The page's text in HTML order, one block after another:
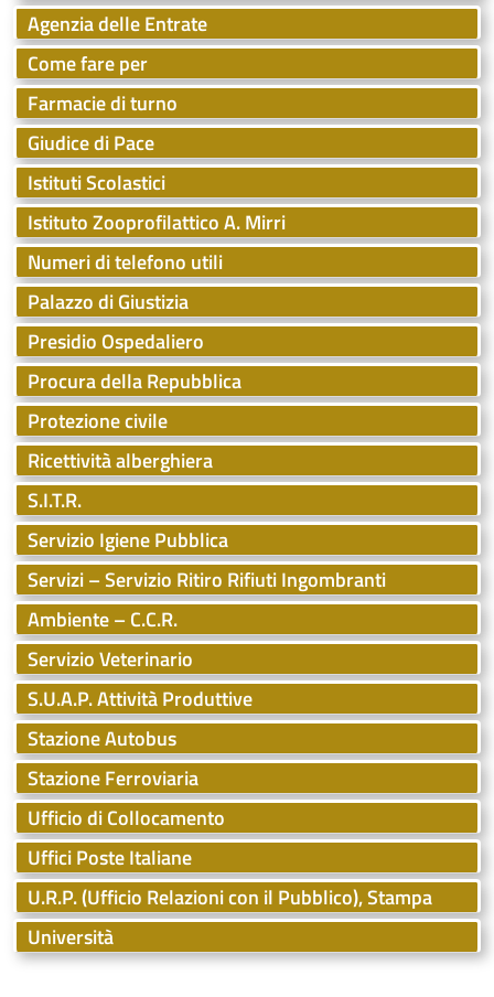
Agenzia delle Entrate
Come fare per
Farmacie di turno
Giudice di Pace
Istituti Scolastici
Istituto Zooprofilattico A. Mirri
Numeri di telefono utili
Palazzo di Giustizia
Presidio Ospedaliero
Procura della Repubblica
Protezione civile
Ricettività alberghiera
S.I.T.R.
Servizio Igiene Pubblica
Servizi – Servizio Ritiro Rifiuti Ingombranti
Ambiente – C.C.R.
Servizio Veterinario
S.U.A.P. Attività Produttive
Stazione Autobus
Stazione Ferroviaria
Ufficio di Collocamento
Uffici Poste Italiane
U.R.P. (Ufficio Relazioni con il Pubblico), Stampa
Università